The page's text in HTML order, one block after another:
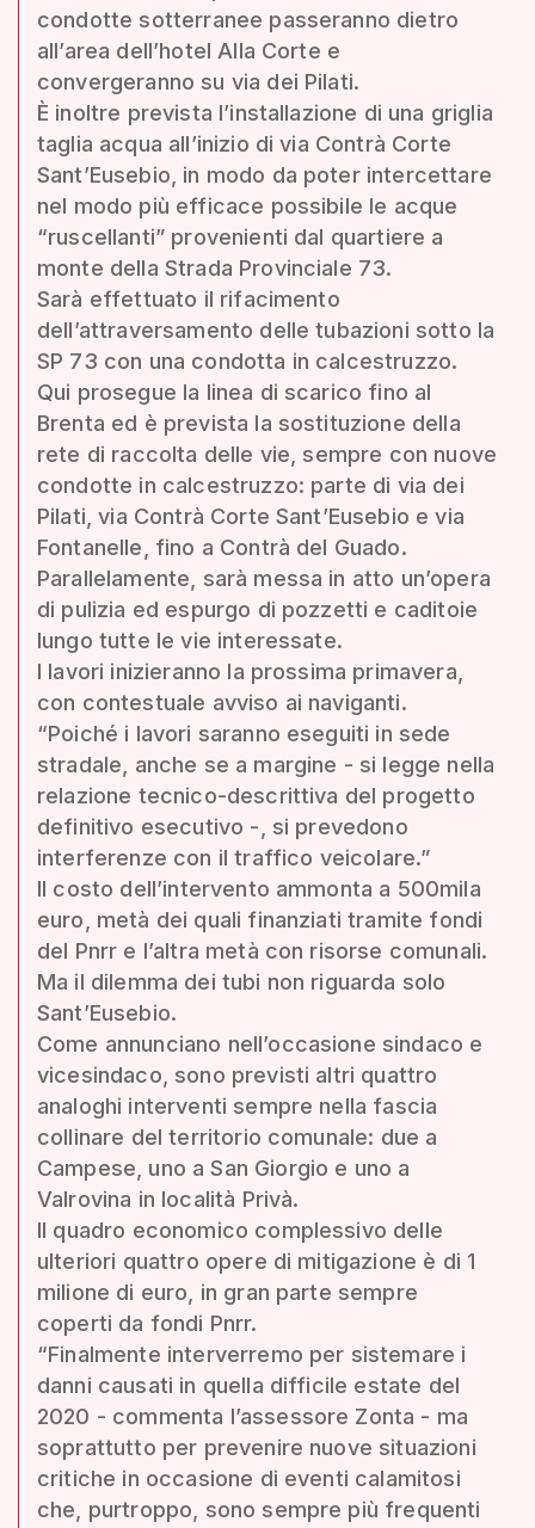
condotte sotterranee passeranno dietro
all’area dell’hotel Alla Corte e
convergeranno su via dei Pilati.
È inoltre prevista l’installazione di una griglia
taglia acqua all’inizio di via Contrà Corte
Sant’Eusebio, in modo da poter intercettare
nel modo più efficace possibile le acque
“ruscellanti” provenienti dal quartiere a
monte della Strada Provinciale 73.
Sarà effettuato il rifacimento
dell’attraversamento delle tubazioni sotto la
SP 73 con una condotta in calcestruzzo.
Qui prosegue la linea di scarico fino al
Brenta ed è prevista la sostituzione della
rete di raccolta delle vie, sempre con nuove
condotte in calcestruzzo: parte di via dei
Pilati, via Contrà Corte Sant’Eusebio e via
Fontanelle, fino a Contrà del Guado.
Parallelamente, sarà messa in atto un’opera
di pulizia ed espurgo di pozzetti e caditoie
lungo tutte le vie interessate.
I lavori inizieranno la prossima primavera,
con contestuale avviso ai naviganti.
“Poiché i lavori saranno eseguiti in sede
stradale, anche se a margine - si legge nella
relazione tecnico-descrittiva del progetto
definitivo esecutivo -, si prevedono
interferenze con il traffico veicolare.”
Il costo dell’intervento ammonta a 500mila
euro, metà dei quali finanziati tramite fondi
del Pnrr e l’altra metà con risorse comunali.
Ma il dilemma dei tubi non riguarda solo
Sant’Eusebio.
Come annunciano nell’occasione sindaco e
vicesindaco, sono previsti altri quattro
analoghi interventi sempre nella fascia
collinare del territorio comunale: due a
Campese, uno a San Giorgio e uno a
Valrovina in località Privà.
Il quadro economico complessivo delle
ulteriori quattro opere di mitigazione è di 1
milione di euro, in gran parte sempre
coperti da fondi Pnrr.
“Finalmente interverremo per sistemare i
danni causati in quella difficile estate del
2020 - commenta l’assessore Zonta - ma
soprattutto per prevenire nuove situazioni
critiche in occasione di eventi calamitosi
che, purtroppo, sono sempre più frequenti